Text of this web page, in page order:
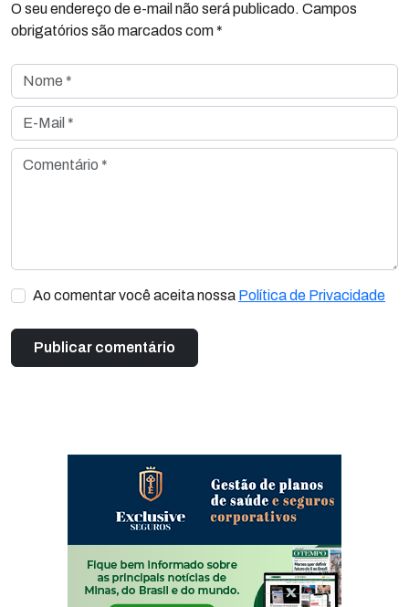
O seu endereço de e-mail não será publicado. Campos
obrigatórios são marcados com *
Nome *
E-Mail *
Comentário *
Ao comentar você aceita nossa Política de Privacidade